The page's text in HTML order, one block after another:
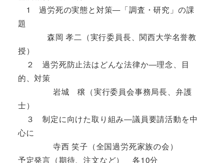
1 過労死の実態と対策―「調査・研究」の課
題
森岡 孝二（実行委員長、関西大学名誉教
授）
２ 過労死防止法はどんな法律か―理念、目
的、対策
岩城 穣（実行委員会事務局長、弁護
士）
３ 制定に向けた取り組み―議員要請活動を中
心に
寺西 笑子（全国過労死家族の会）
予定発言（期待、注文など） 各10分